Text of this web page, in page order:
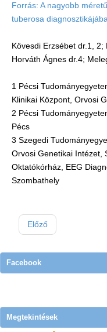
Forrás: A nagyobb
tuberosa
Kövesdi Erzsébet dr.1,
Horváth Ágnes dr.4;
1 Pécsi
Klinikai Központ, Orvosi
2 Pécsi
Pécs
3 Szegedi
Orvosi Genetikai Intézet,
Oktatókórház, EEG
Szombathely
Előző
Facebook
Megtekintések